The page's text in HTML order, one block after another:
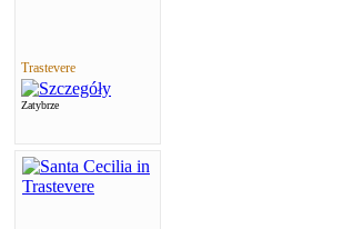
Trastevere
Zatybrze